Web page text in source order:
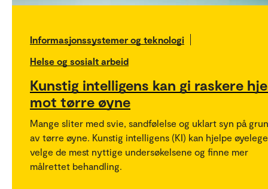
Informasjonssystemer og teknologi
Helse og sosialt arbeid
Kunstig intelligens kan gi raskere
mot tørre øyne
Mange sliter med svie, sandfølelse og uklart syn på
av tørre øyne. Kunstig intelligens (KI) kan hjelpe
velge de mest nyttige undersøkelsene og finne mer
målrettet behandling.